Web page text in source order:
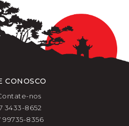
CONOSCO
nos
3433-8652
99735-8356